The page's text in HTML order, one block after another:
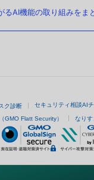
AI機能の取り組みをま
ク診断 セキュリティ相談AI
GMO Flatt Security） なりす